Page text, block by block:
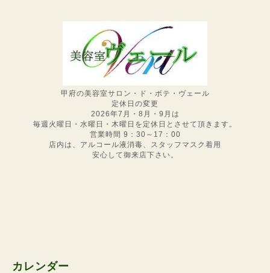
甲府の美容室サロン・ド・ボテ・ヴェール
定休日の変更
2026年7月・8月・9月は
毎週火曜日・水曜日・木曜日を定休日とさせて頂きます。
営業時間 9：30～17：00
店内は、アルコール液消毒、スタッフマスク着用
安心して御来店下さい。
カレンダー